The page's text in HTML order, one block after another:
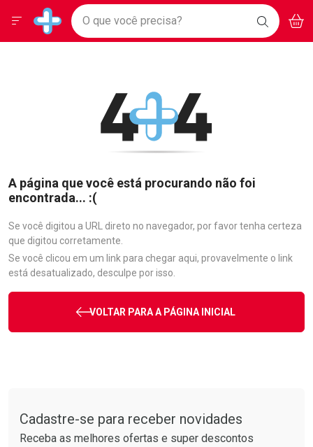
Drogarias Pacheco
Baixe nosso APP e aproveite Ofertas Exclusivas!
BAIXE
O APP
Ir direto para a home
pela página
Ir direto para o conteúdo
Ir direto para a busca
Ir direto para a notificações
Ir direto para o carrinho
Faça a sua busca
O que você precisa? BUSCAR
Menu
A página que você está procurando não foi
encontrada... :(
Se você digitou a URL direto no navegador, por favor tenha certeza
que digitou corretamente.
Se você clicou em um link para chegar aqui, provavelmente o link
está desatualizado, desculpe por isso.
VOLTAR PARA A PÁGINA INICIAL
Cadastre-se para receber novidades
Receba as melhores ofertas e super descontos